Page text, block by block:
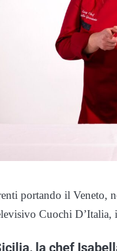
portando il Veneto,
Cuochi D’Italia,
la chef